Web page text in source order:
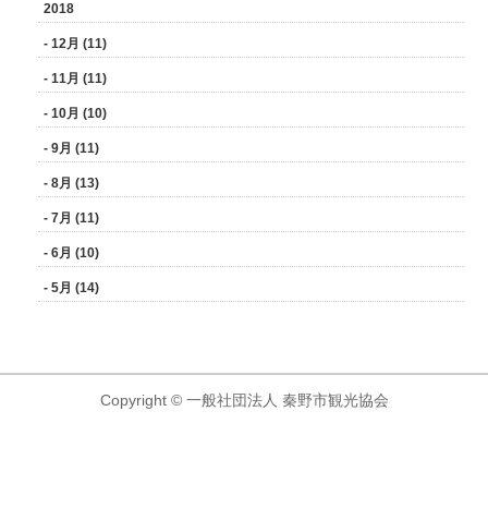
2018
- 12月 (11)
- 11月 (11)
- 10月 (10)
- 9月 (11)
- 8月 (13)
- 7月 (11)
- 6月 (10)
- 5月 (14)
Copyright © 一般社団法人 秦野市観光協会